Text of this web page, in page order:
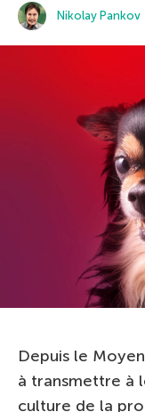
Nikolay Pankov
Depuis le
à transmettre à
culture de la